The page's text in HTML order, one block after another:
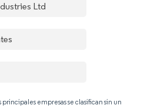
Ltd
empresas se clasifican sin un